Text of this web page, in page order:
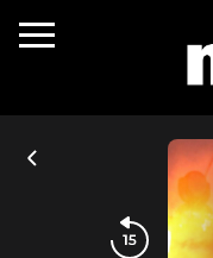
c’était quoi
actualités
podcasts